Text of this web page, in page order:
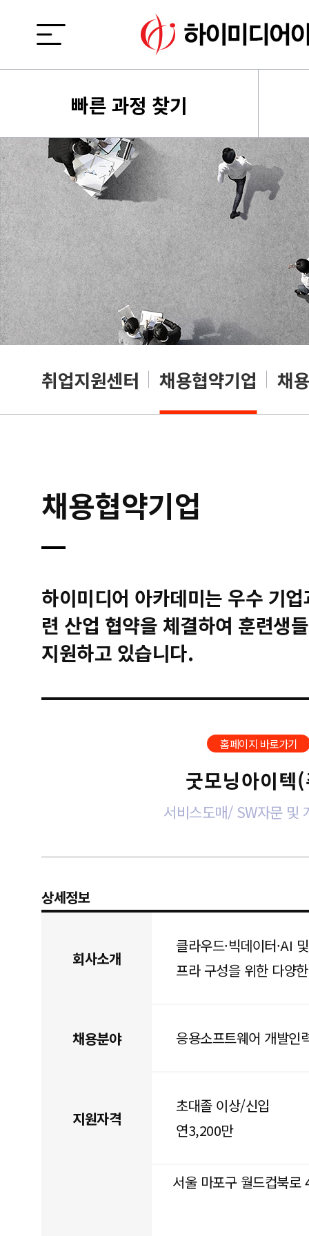
빠른 과정 찾기
취업지원센터 채용협약기업 채
채용협약기업
하이미디어 아카데미는 우수 기
련 산업 협약을 체결하여 훈련생
지원하고 있습니다.
홈페이지 바로가기
굿모닝아이텍
서비스도매/ SW자문 및
상세정보
회사소개
클라우드·빅데이터·AI
프라 구성을 위한 다양
채용분야 응용소프트웨어 개발인
지원자격
초대졸 이상/신입
연3,200만
서울 마포구 월드컵북